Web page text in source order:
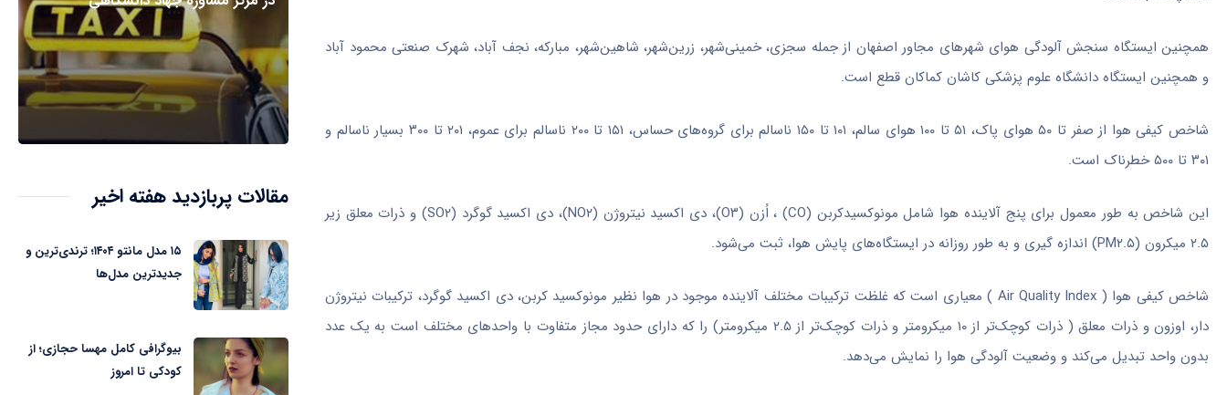
همچنین ایستگاه سنجش آلودگی هوای شهرهای مجاور اصفهان از جمله سجزی، خمینی‌شهر، زرین‌شهر، شاهین‌شهر، مبارکه، نجف آباد، شهرک صنعتی محمود آباد
و همچنین ایستگاه دانشگاه علوم پزشکی کاشان کماکان قطع است.
شاخص کیفی هوا از صفر تا ۵۰ هوای پاک، ۵۱ تا ۱۰۰ هوای سالم، ۱۰۱ تا ۱۵۰ ناسالم برای گروه‌های حساس، ۱۵۱ تا ۲۰۰ ناسالم برای عموم، ۲۰۱ تا ۳۰۰ بسیار ناسالم و
۳۰۱ تا ۵۰۰ خطرناک است.
این شاخص به طور معمول برای پنج آلاینده هوا شامل مونوکسیدکربن (CO) ، اُزن
(O۳)، دی اکسید نیتروژن (NO۲)، دی اکسید گوگرد (SO۲) و ذرات معلق زیر
۲.۵ میکرون (PM۲.۵) اندازه
گیری و به طور روزانه در ایستگاه‌های پایش هوا، ثبت می‌شود.
شاخص کیفی هوا ( Air Quality Index ) معیاری است که غلظت ترکیبات مختلف آلاینده موجود در هوا نظیر مونوکسید کربن، دی اکسید گوگرد، ترکیبات نیتروژن
دار، اوزون و ذرات معلق ( ذرات کوچک‌تر از ۱۰ میکرومتر و ذرات کوچک‌تر از ۲.۵ میکرومتر) را که دارای حدود مجاز متفاوت با واحدهای مختلف است به یک عدد
بدون واحد تبدیل می‌کند و وضعیت آلودگی هوا را نمایش می‌دهد.
مقالات پربازدید هفته اخیر
۱۵ مدل مانتو ۱۴۰۴؛ ترندی‌ترین و
جدیدترین مدل‌ها
بیوگرافی کامل مهسا حجازی؛ از
کودکی تا امروز